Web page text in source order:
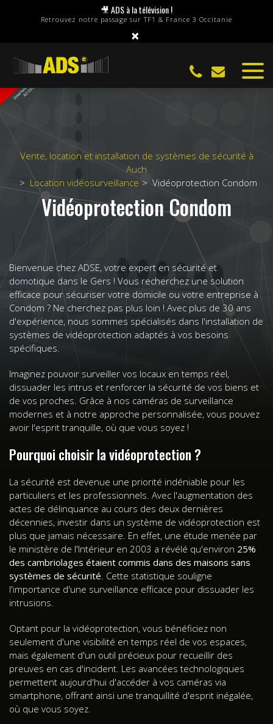
🎥 ADS à la télévision !
Retrouvez notre passage sur TF1 & France 3 Occitanie
×
Vente, location et installation de systèmes de sécurité à
Auch
Location vidéosurveillance
Vidéoprotection Condom
Vidéoprotection Condom
Bienvenue chez ADSE, votre expert en sécurité et
domotique dans le Gers ! Vous recherchez une solution
efficace pour sécuriser votre domicile ou votre entreprise à
Condom ? Ne cherchez pas plus loin ! Avec plus de 30 ans
d'expérience, nous sommes spécialisés dans l'installation de
systèmes de vidéoprotection adaptés à vos besoins
spécifiques.
Imaginez pouvoir surveiller vos locaux en temps réel,
dissuader les intrus et renforcer la sécurité de vos biens et
de vos proches. Grâce à nos caméras de surveillance
modernes et à notre approche personnalisée, vous pouvez
avoir l'esprit tranquille, où que vous soyez !
Pourquoi choisir la vidéoprotection ?
La sécurité est devenue une priorité indéniable pour les
particuliers et les professionnels. Avec l'augmentation des
actes de délinquance au cours des deux dernières
décennies, investir dans un système de vidéoprotection est
plus que jamais nécessaire. En effet, une étude menée par
le ministère de l'Intérieur en 2003 a révélé qu'environ 25%
des cambriolages étaient commis dans des maisons sans
systèmes de sécurité . Cette statistique souligne
l'importance d'une surveillance efficace pour dissuader les
intrusions.
Optant pour la vidéoprotection, vous bénéficiez non
seulement d'une visibilité en temps réel de vos espaces,
mais également d'un outil précieux pour recueillir des
preuves en cas d'incident. Les avancées technologiques
permettent aujourd'hui d'accéder à vos caméras via
smartphone, offrant ainsi une tranquillité d'esprit inégalée,
où que vous soyez.
Panneau de gestion des cookies